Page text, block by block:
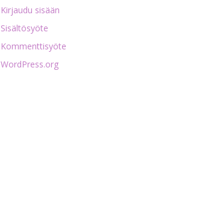
Kirjaudu sisään
Sisältösyöte
Kommenttisyöte
WordPress.org